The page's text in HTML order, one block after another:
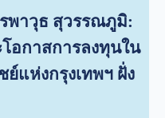
พาวุธ สุวรรณภูมิ:
อกาสการลงทุนใน
แห่งกรุงเทพฯ ฝั่ง